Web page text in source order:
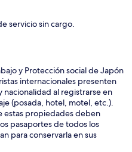
servicio sin cargo.
y Protección social de Japón
internacionales presenten
al registrarse en
(posada, hotel, motel, etc.).
estas propiedades deben
pasaportes de todos los
para conservarla en sus